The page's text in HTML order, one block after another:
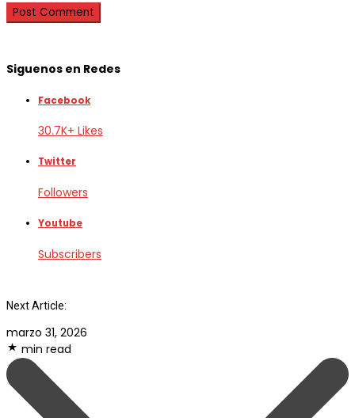
Siguenos en Redes
Facebook
30.7K+ Likes
Twitter
Followers
Youtube
Subscribers
Next Article:
marzo 31, 2026
min read